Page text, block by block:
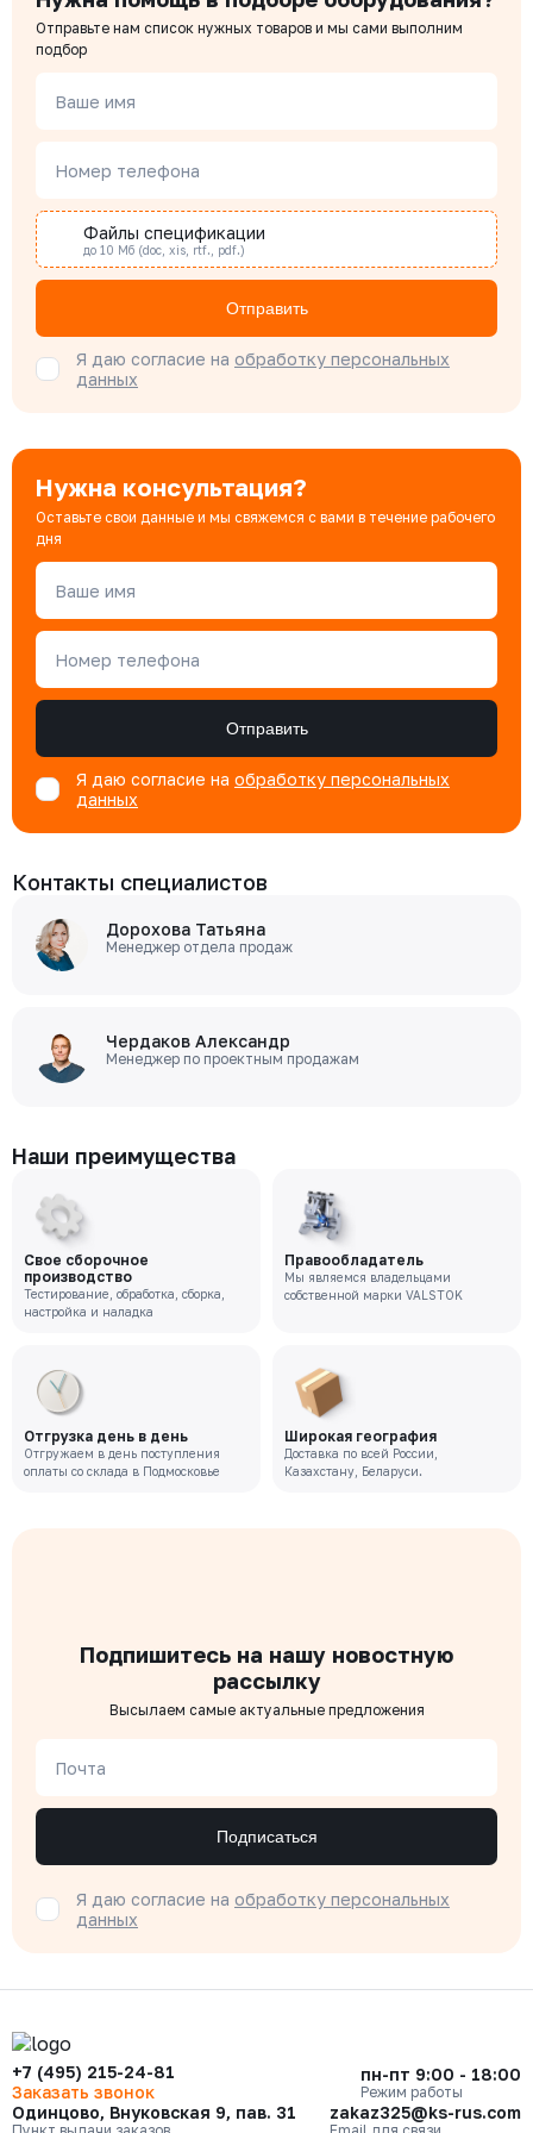
Чердаков Александр
Специалист отдела снабжения
Бондарюк Евгения
Специалист отдела продаж
Отправьте нам список нужных товаров и мы сами выполним
подбор
Ваше имя
Номер телефона
Файлы спецификации
до 10 Мб (doc, xis, rtf., pdf.)
Отправить
Я даю согласие на обработку персональных
данных
Нужна консультация?
Оставьте свои данные и мы свяжемся с вами в течение рабочего
дня
Ваше имя
Номер телефона
Отправить
Я даю согласие на обработку персональных
данных
Контакты специалистов
Дорохова Татьяна
Менеджер отдела продаж
Чердаков Александр
Менеджер по проектным продажам
Наши преимущества
Свое сборочное
производство
Тестирование, обработка, сборка,
настройка и наладка
Правообладатель
Мы являемся владельцами
собственной марки VALSTOK
Отгрузка день в день
Отгружаем в день поступления
оплаты со склада в Подмосковье
Широкая география
Доставка по всей России,
Казахстану, Беларуси.
Подпишитесь на нашу новостную
рассылку
Высылаем самые актуальные предложения
Почта
Подписаться
Я даю согласие на обработку персональных
данных
+7 (495) 215-24-81
Заказать звонок
пн-пт 9:00 - 18:00
Режим работы
Одинцово, Внуковская 9, пав. 31 zakaz325@ks-rus.com